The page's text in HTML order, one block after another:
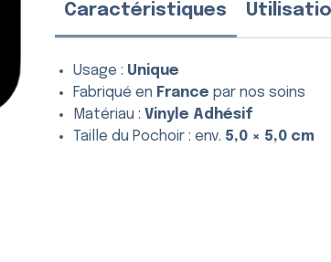
Caractéristiques
Usage : Unique
Fabriqué en France par nos soins
Matériau : Vinyle Adhésif
Taille du Pochoir : env. 5,0 × 5,0 cm